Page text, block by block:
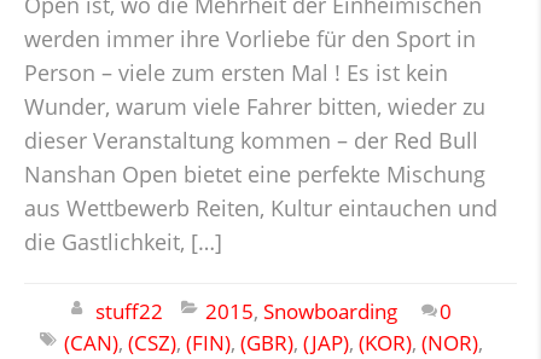
werden immer ihre Vorliebe für den Sport in
Person – viele zum ersten Mal ! Es ist kein
Wunder, warum viele Fahrer bitten, wieder zu
dieser Veranstaltung kommen – der Red Bull
Nanshan Open bietet eine perfekte Mischung
aus Wettbewerb Reiten, Kultur eintauchen und
die Gastlichkeit, […]
stuff22 2015, Snowboarding
0
(CAN), (CSZ), (FIN), (GBR), (JAP), (KOR), (NOR),